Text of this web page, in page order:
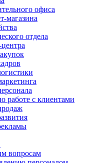
офиса
магазина
отдела
работе с клиентами
вопросам